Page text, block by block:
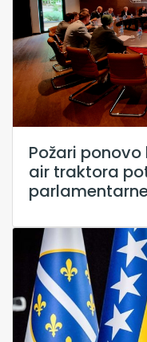
Požari
air traktora